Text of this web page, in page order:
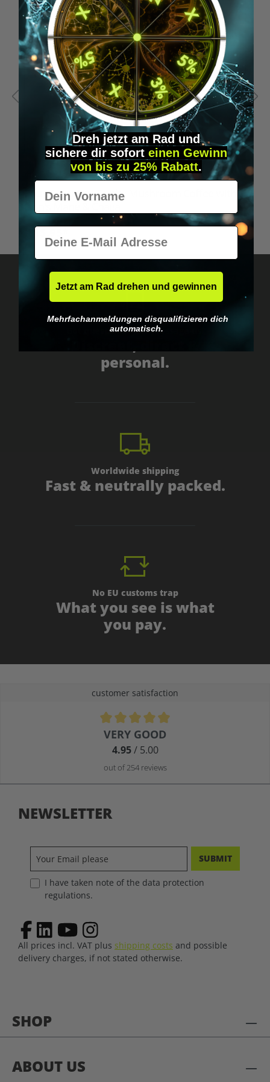
Four Sigmatic - Think - Mushroom Coffee with
€15.95*
Got questions? Just message us!
personal.
Worldwide shipping
Fast & neutrally packed.
No EU customs trap
What you see is what
you pay.
customer satisfaction
Average rating of 4.9 out of 5 stars
VERY GOOD
4.95/ 5.00
out of 254 reviews
SHOP
ABOUT US
NEWSLETTER
SUBMIT
I have taken note of the data protection
regulations.
All prices incl. VAT plus shipping costs and possible
delivery charges, if not stated otherwise.
Dreh jetzt am Rad und
sichere dir sofort einen Gewinn
von bis zu 25% Rabatt.
Vorname
E-Mail
Jetzt am Rad drehen und gewinnen
Mehrfachanmeldungen disqualifizieren dich
automatisch.